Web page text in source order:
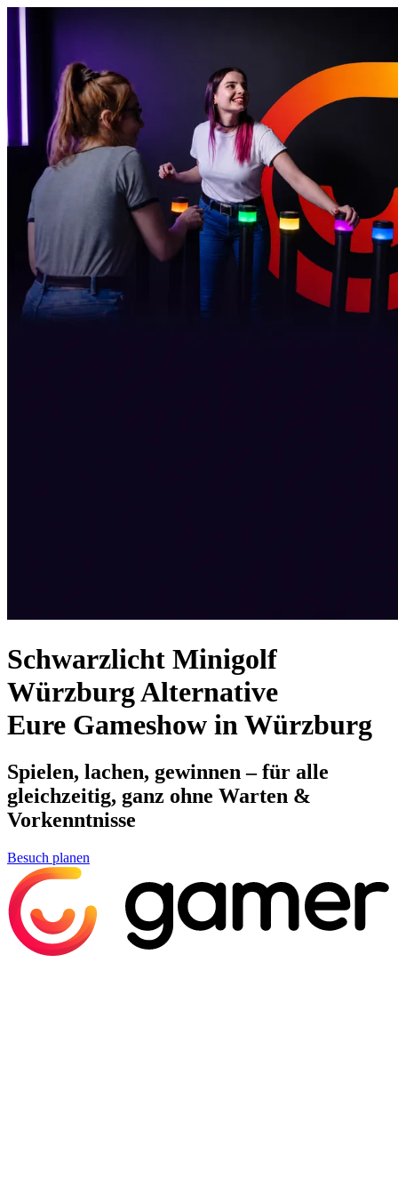
Schwarzlicht Minigolf
Würzburg Alternative
Eure Gameshow in Würzburg
Spielen, lachen, gewinnen – für alle
gleichzeitig, ganz ohne Warten &
Vorkenntnisse
Besuch planen